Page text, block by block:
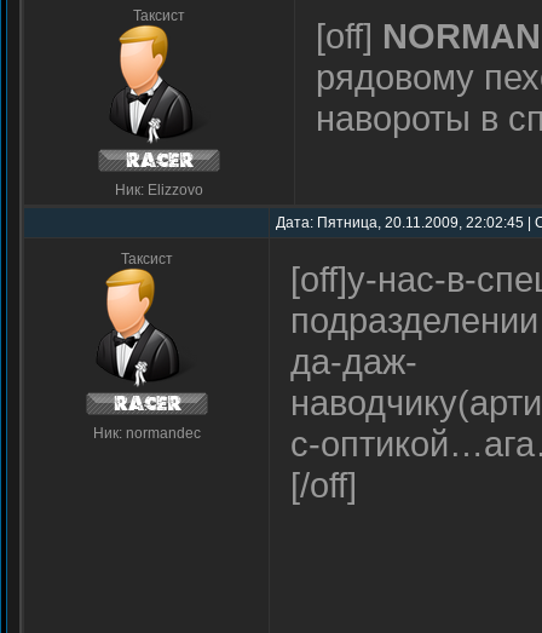
Таксист
Ник: Elizzovo
[off]
рядовому
навороты в
Дата: Пятница, 20.11.2009, 22:02:45
Таксист
Ник: normandec
[off]у-нас-в-
подразделении
да-даж-
с-
[/off]